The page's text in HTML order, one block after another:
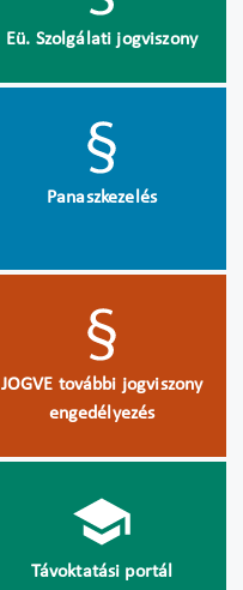
Eü. Szolgálati jogviszony
Panaszkezelés
JOGVE további jogviszony
engedélyezés
Távoktatási portál